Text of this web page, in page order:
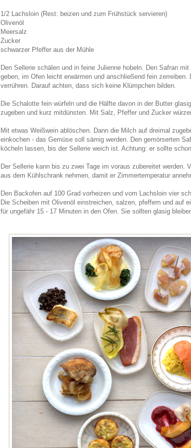
1/2 Lachsloin (Rest: beizen und zum Frühstück servieren)
Olivenöl
Meersalz
Zucker
schwarzer Pfeffer aus der Mühle
Den Sellerie schälen und in feine Julienne hobeln. Den Safran
geben, im Ofen leicht erwärmen und anschließend fein
verrühren. Darauf achten, dass sich keine Klümpchen bilden.
Die Schalotte fein würfeln und die Hälfte davon in der Butter
zugeben und kurz mitdünsten. Mit Salz, Pfeffer und Zucker
Mit etwas Weißwein ablöschen. Dann die Milch auf dreimal
einkochen - das Gemüse soll sämig werden. Den gemörserten
köcheln lassen, bis der Sellerie weich ist. Achtung: er sollte
Der Sellerie kann bis zu zwei Tage im voraus zubereitet werden.
aus dem Kühlschrank nehmen, damit er Zimmertemperatur
Den Backofen auf 100 Grad vorheizen und vom Lachsloin vier
Die Scheiben mit Olivenöl einstreichen, salzen, pfeffern und auf
für ungefähr 15 - 17 Minuten in den Ofen. Sie sollten glasig